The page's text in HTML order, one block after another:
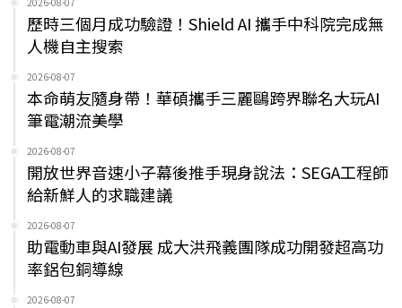
歷時三個月成功驗證！Shield AI 攜手中科院完成無
人機自主搜索
2026-08-07
本命萌友隨身帶！華碩攜手三麗鷗跨界聯名大玩AI
筆電潮流美學
2026-08-07
開放世界音速小子幕後推手現身說法：SEGA工程師
給新鮮人的求職建議
2026-08-07
助電動車與AI發展 成大洪飛義團隊成功開發超高功
率鋁包銅導線
2026-08-07